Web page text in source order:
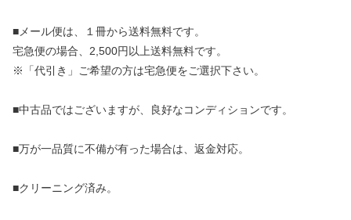
■メール便は、１冊から送料無料です。
宅急便の場合、2,500円以上送料無料です。
※「代引き」ご希望の方は宅急便をご選択下さい。
■中古品ではございますが、良好なコンディションです。
■万が一品質に不備が有った場合は、返金対応。
■クリーニング済み。